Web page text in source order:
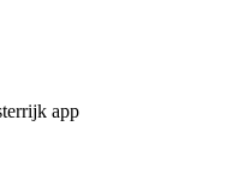
app